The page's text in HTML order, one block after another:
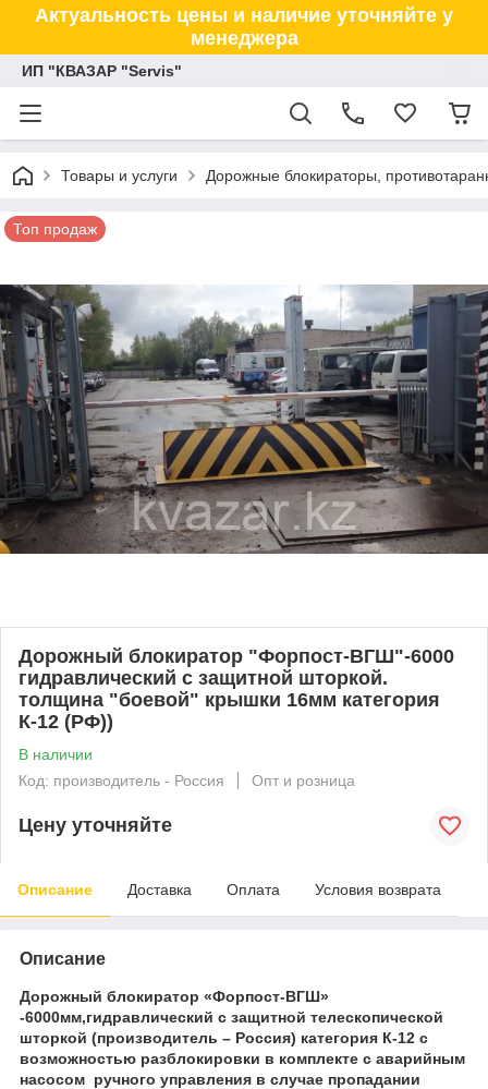
Актуальность цены и наличие уточняйте у
менеджера
ИП "КВАЗАР "Servis"
Товары и услуги Дорожные блокираторы,
Топ продаж
Дорожный блокиратор "Форпост-ВГШ"-6000
гидравлический с защитной шторкой.
толщина "боевой" крышки 16мм категория
К-12 (РФ))
В наличии
Код: производитель - Россия
Опт и розница
Цену уточняйте
Описание Доставка Оплата Условия возврата
Описание
Дорожный блокиратор «Форпост-ВГШ»
-6000мм,гидравлический с защитной телескопической
шторкой (производитель – Россия) категория К-12 с
возможностью разблокировки в комплекте с аварийным
насосом ручного управления в случае пропадании